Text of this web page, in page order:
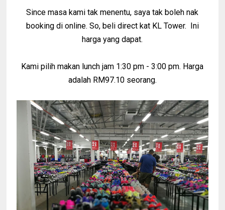
Since masa kami tak menentu, saya tak boleh nak
booking di online. So, beli direct kat KL Tower. Ini
harga yang dapat.
Kami pilih makan lunch jam 1:30 pm - 3:00 pm. Harga
adalah RM97.10 seorang.